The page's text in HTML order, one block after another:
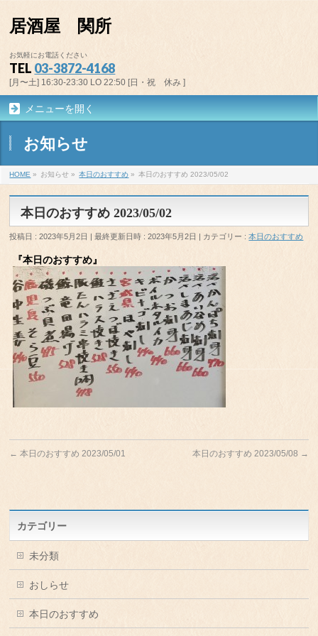
居酒屋 関所
お気軽にお電話ください
TEL 03-3872-4168
[月〜土] 16:30-23:30 LO 22:50 [日・祝 休み ]
メニューを開く
お知らせ
HOME » お知らせ » 本日のおすすめ » 本日のおすすめ 2023/05/02
本日のおすすめ 2023/05/02
投稿日 : 2023年5月2日 最終更新日時 : 2023年5月2日 カテゴリー :本日のおすすめ
『本日のおすすめ』
← 本日のおすすめ 2023/05/01 本日のおすすめ 2023/05/08 →
カテゴリー
未分類
おしらせ
本日のおすすめ